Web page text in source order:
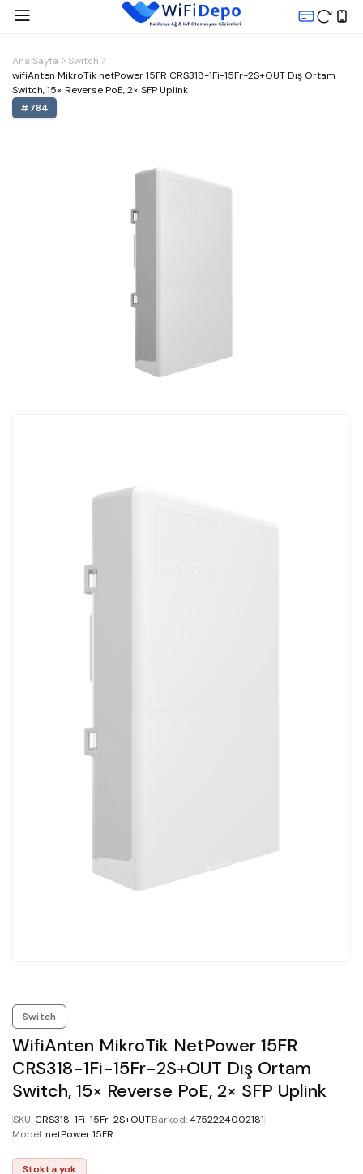
Ana Sayfa
Switch
wifiAnten MikroTik netPower 15FR CRS318-1Fi-15Fr-2S+OUT Dış Ortam
Switch, 15× Reverse PoE, 2× SFP Uplink
#784
Switch
WifiAnten MikroTik NetPower 15FR
CRS318-1Fi-15Fr-2S+OUT Dış Ortam
Switch, 15× Reverse PoE, 2× SFP Uplink
SKU: CRS318-1Fi-15Fr-2S+OUTBarkod:4752224002181
Model:netPower 15FR
Stokta yok